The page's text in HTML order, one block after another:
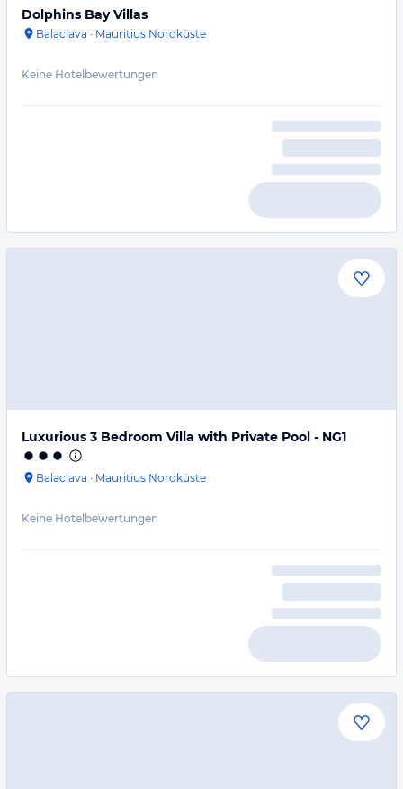
Dolphins Bay Villas
Balaclava · Mauritius Nordküste
Keine Hotelbewertungen
Luxurious 3 Bedroom Villa with Private Pool - NG1
Balaclava · Mauritius Nordküste
Keine Hotelbewertungen